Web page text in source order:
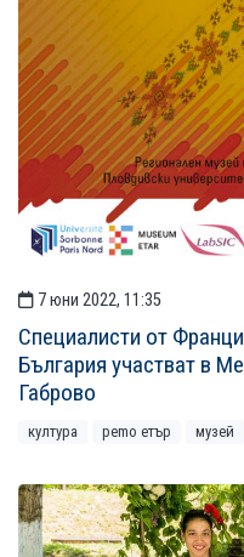
7 юни 2022, 11:35
Специалисти от
България участват в
Габрово
култура рemo етър музей